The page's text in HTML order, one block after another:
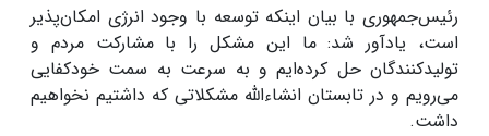
رئیس‌جمهوری با بیان اینکه توسعه با وجود انرژی امکان‌پذیر
است، یادآور شد: ما این مشکل را با مشارکت مردم و
تولیدکنندگان حل کرده‌ایم و به سرعت به سمت خودکفایی
می‌رویم و در تابستان انشاءالله مشکلاتی که داشتیم نخواهیم
داشت.